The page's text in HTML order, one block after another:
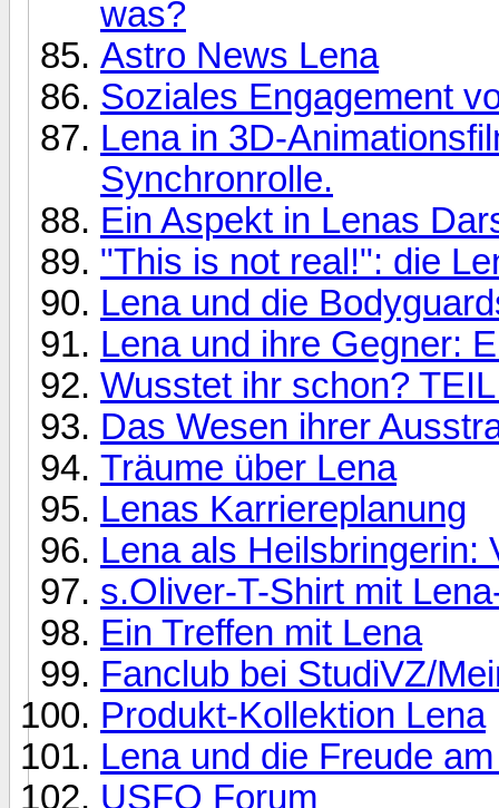
was?
Astro News Lena
Soziales Engagement
Lena in 3D-
Synchronrolle.
Ein Aspekt in Lenas
"This is not real!": die
Lena und die
Lena und ihre Gegner:
Wusstet ihr schon?
Das Wesen ihrer
Träume über Lena
Lenas Karriereplanung
Lena als Heilsbringerin:
s.Oliver-T-Shirt mit
Ein Treffen mit Lena
Fanclub bei StudiVZ/
Produkt-Kollektion Lena
Lena und die Freude
USFO Forum